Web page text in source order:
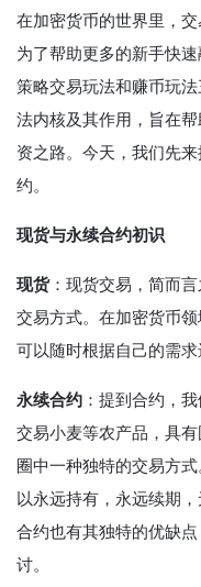
在加密货币的世界里，交
为了帮助更多的新手快
策略交易玩法和赚币玩
法内核及其作用，旨在
资之路。今天，我们先
约。
现货与永续合约初识
现货：现货交易，简而
交易方式。在加密货币
可以随时根据自己的需求
永续合约 ：提到合约，
交易小麦等农产品，具
圈中一种独特的交易方
以永远持有，永远续期
合约也有其独特的优缺
讨。